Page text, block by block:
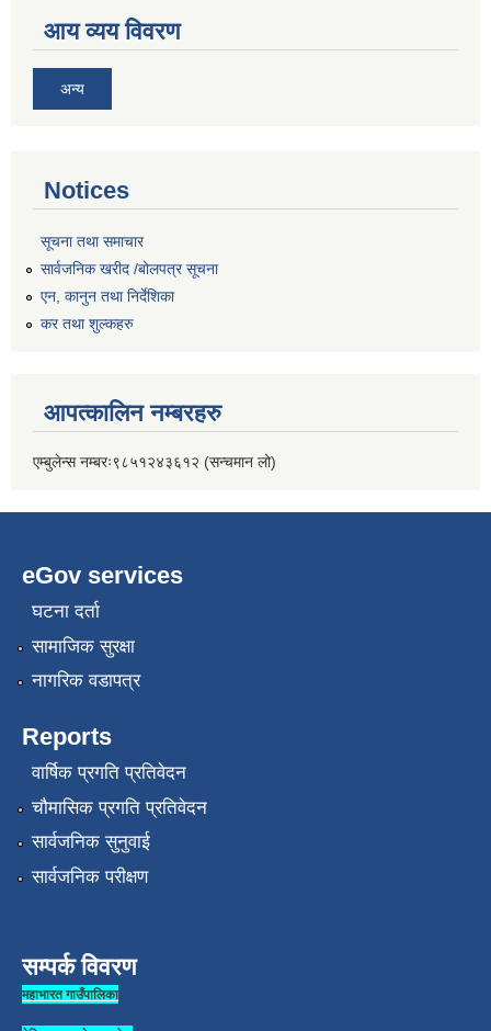
आय व्यय विवरण
अन्य
Notices
सूचना तथा समाचार
सार्वजनिक खरीद /बोलपत्र सूचना
एन, कानुन तथा निर्देशिका
कर तथा शुल्कहरु
आपत्कालिन नम्बरहरु
एम्बुलेन्स नम्बरः९८५१२४३६१२ (सन्चमान लो)
eGov services
घटना दर्ता
सामाजिक सुरक्षा
नागरिक वडापत्र
Reports
वार्षिक प्रगति प्रतिवेदन
चौमासिक प्रगति प्रतिवेदन
सार्वजनिक सुनुवाई
सार्वजनिक परीक्षण
सम्पर्क विवरण
महाभारत गाउँपालिका